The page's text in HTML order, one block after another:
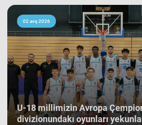
kollektivdən
çempionatı
Bu nəticə
tarixində bir
düşüb. İlk
mərkəzində
nəticə kimi
ağırlığı və
nəticənin adi
göstərir.
çempionatın
mövqeləri də
qrupdakı ən
02 avq 2026
U-18 millimizin Avropa
divizionundakı oyunları